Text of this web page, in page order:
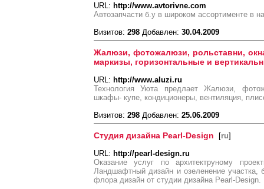
URL: http://www.avtorivne.com
Автозапчасти б.у в широком ассортименте в
Визитов: 298 Добавлен: 30.04.2009
Жалюзи, фотожалюзи, рольставни,
маркизы, горизонтальные и
URL: http://www.aluzi.ru
Технология Уюта предлает Жалюзи,
шкафы- купе, кондиционеры, вентиляция,
Визитов: 298 Добавлен: 25.06.2009
Студия дизайна Pearl-Design [ru]
URL: http://pearl-design.ru
Оказание услуг по архитектруному
Ландшафтный дизайн и озеленение участка,
флора дизайн от студии дизайна Pearl-Design.